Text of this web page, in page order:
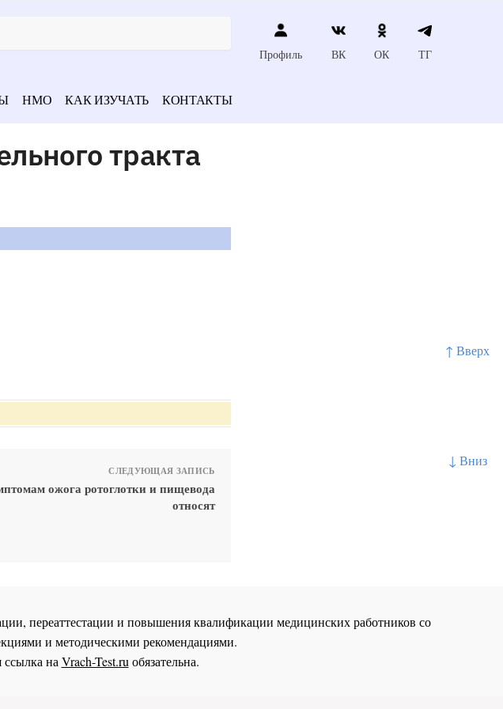
↑ Вверх
↓ Вниз
Профиль ВК ОК ТГ
НМО КАК ИЗУЧАТЬ КОНТАКТЫ
тракта
СЛЕДУЮЩАЯ ЗАПИСЬ
ожога ротоглотки и пищевода
относят
переаттестации и повышения квалификации медицинских работников со
и методическими рекомендациями.
ссылка на Vrach-Test.ru обязательна.